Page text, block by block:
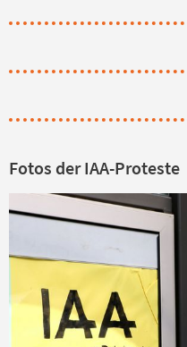
Fotos der IAA-Proteste